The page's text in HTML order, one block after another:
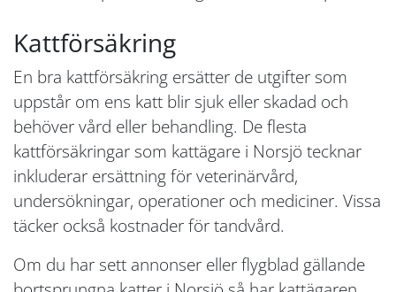
Kattförsäkring
En bra kattförsäkring ersätter de utgifter som
uppstår om ens katt blir sjuk eller skadad och
behöver vård eller behandling. De flesta
kattförsäkringar som kattägare i Norsjö tecknar
inkluderar ersättning för veterinärvård,
undersökningar, operationer och mediciner. Vissa
täcker också kostnader för tandvård.
Om du har sett annonser eller flygblad gällande